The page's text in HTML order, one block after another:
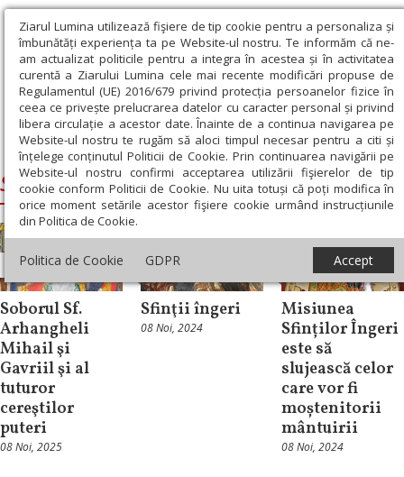
Ziarul Lumina utilizează fişiere de tip cookie pentru a personaliza și
îmbunătăți experiența ta pe Website-ul nostru. Te informăm că ne-
am actualizat politicile pentru a integra în acestea și în activitatea
curentă a Ziarului Lumina cele mai recente modificări propuse de
Regulamentul (UE) 2016/679 privind protecția persoanelor fizice în
ceea ce privește prelucrarea datelor cu caracter personal și privind
libera circulație a acestor date. Înainte de a continua navigarea pe
Website-ul nostru te rugăm să aloci timpul necesar pentru a citi și
înțelege conținutul Politicii de Cookie. Prin continuarea navigării pe
Website-ul nostru confirmi acceptarea utilizării fişierelor de tip
cookie conform Politicii de Cookie. Nu uita totuși că poți modifica în
orice moment setările acestor fişiere cookie urmând instrucțiunile
din Politica de Cookie.
Politica de Cookie GDPR Accept
Ziarul Lumina › Sfintii Arhangheli Mihail si Gavriil
Sfintii Arhangheli Mihail si Gavriil
Sinaxar
Soborul Sf.
Arhangheli
Mihail şi
Gavriil şi al
tuturor
cereştilor
puteri
08 Noi, 2025
Theologica
Sfinţii îngeri
08 Noi, 2024
Mesaje și
cuvântări
Misiunea
Sfinților Îngeri
este să
slujească celor
care vor fi
moștenitorii
mântuirii
08 Noi, 2024